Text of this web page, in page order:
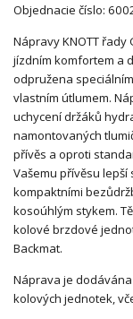
Objednacie číslo:
Nápravy KNOTT
jízdním komfortem a
odpružena
vlastním útlumem.
uchycení držáků
namontovaných
přívěs a oproti
Vašemu přívěsu
kompaktními
kosoúhlým stykem.
kolové brzdové
Backmat.
Náprava je
kolových jednotek,